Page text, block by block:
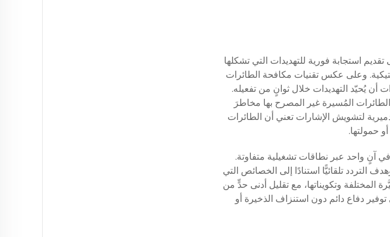
استجابة فورية للتهديدات التي تشكلها
وعلى عكس تقنيات مكافحة الطائرات
يُحيّد التهديدات خلال ثوانٍ من تفعيله.
المُسيرة غير المصرح بها مخاطرَ
لتشويش الإشارات تعني أن الطائرات
حمولتها.
آنٍ واحد عبر نطاقات تشغيلية متفاوتة.
تلقائيًّا استنادًا إلى الخصائص التي
المختلفة وتكويناتها، مع تقليل أدنى حدٍّ من
دفاع دائم دون استنزاف الذخيرة أو